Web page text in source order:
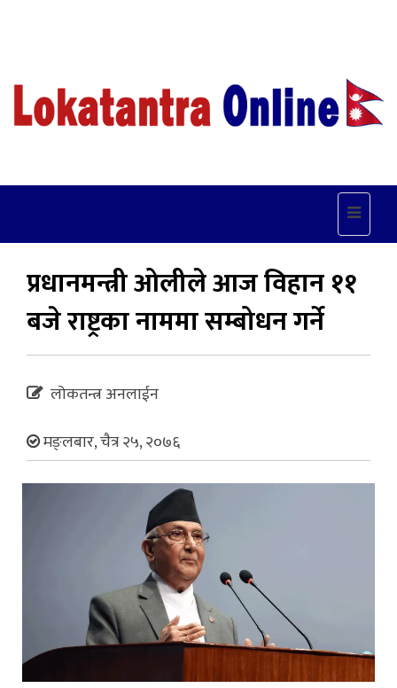
Toggle
प्रधानमन्त्री ओलीले आज विहान ११
बजे राष्ट्रका नाममा सम्बोधन गर्ने
लोकतन्त्र अनलाईन
मङ्लबार, चैत्र २५, २०७६